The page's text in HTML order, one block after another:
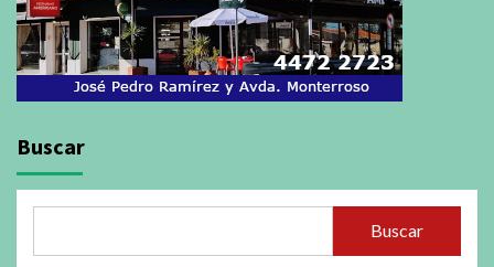
Buscar
Buscar